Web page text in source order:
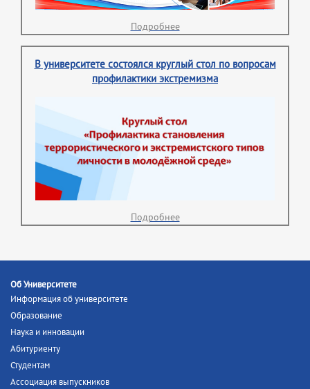
Подробнее
В университете состоялся круглый стол по вопросам
профилактики экстремизма
Подробнее
Об Университете
Информация об университете
Образование
Наука и инновации
Абитуриенту
Студентам
Ассоциация выпускников